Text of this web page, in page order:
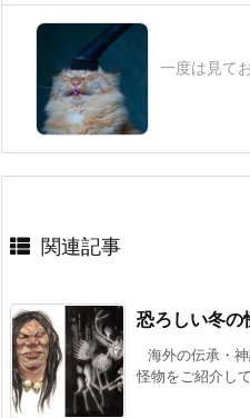
一度は見て
関連記事
恐ろしい冬の
海外の伝承・
怪物をご紹介し